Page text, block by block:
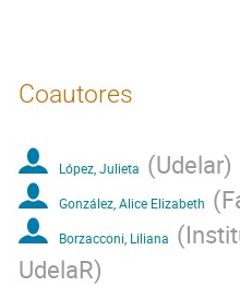
Coautores
López, Julieta (Udelar)
González, Alice Elizabeth (
Borzacconi, Liliana (
UdelaR)